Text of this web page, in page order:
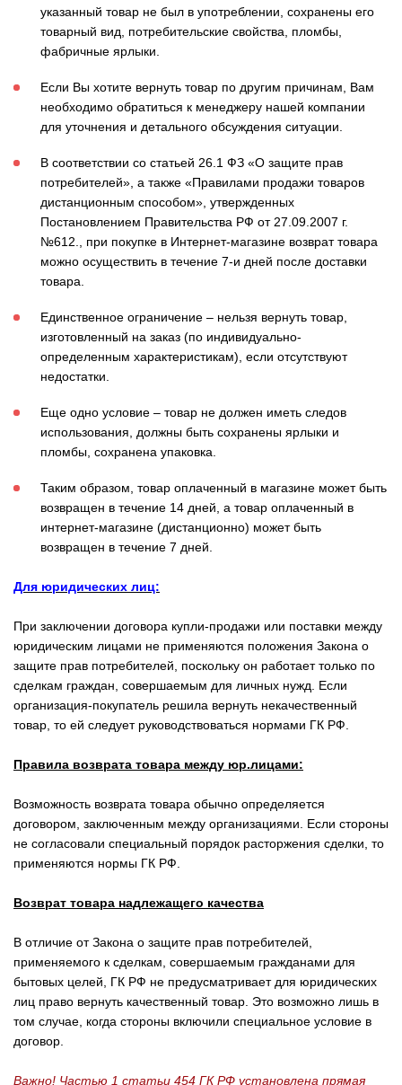
указанный товар не был в употреблении, сохранены его
товарный вид, потребительские свойства, пломбы,
фабричные ярлыки.
Если Вы хотите вернуть товар по другим причинам, Вам
необходимо обратиться к менеджеру нашей компании
для уточнения и детального обсуждения ситуации.
В соответствии со статьей 26.1 ФЗ «О защите прав
потребителей», а также «Правилами продажи товаров
дистанционным способом», утвержденных
Постановлением Правительства РФ от 27.09.2007 г.
№612., при покупке в Интернет-магазине возврат товара
можно осуществить в течение 7-и дней после доставки
товара.
Единственное ограничение – нельзя вернуть товар,
изготовленный на заказ (по индивидуально-
определенным характеристикам), если отсутствуют
недостатки.
Еще одно условие – товар не должен иметь следов
использования, должны быть сохранены ярлыки и
пломбы, сохранена упаковка.
Таким образом, товар оплаченный в магазине может быть
возвращен в течение 14 дней, а товар оплаченный в
интернет-магазине (дистанционно) может быть
возвращен в течение 7 дней.
Для юридических лиц:
При заключении договора купли-продажи или поставки между
юридическим лицами не применяются положения Закона о
защите прав потребителей, поскольку он работает только по
сделкам граждан, совершаемым для личных нужд. Если
организация-покупатель решила вернуть некачественный
товар, то ей следует руководствоваться нормами ГК РФ.
Правила возврата товара между юр.лицами:
Возможность возврата товара обычно определяется
договором, заключенным между организациями. Если стороны
не согласовали специальный порядок расторжения сделки, то
применяются нормы ГК РФ.
Возврат товара надлежащего качества
В отличие от Закона о защите прав потребителей,
применяемого к сделкам, совершаемым гражданами для
бытовых целей, ГК РФ не предусматривает для юридических
лиц право вернуть качественный товар. Это возможно лишь в
том случае, когда стороны включили специальное условие в
договор.
Важно! Частью 1 статьи 454 ГК РФ установлена прямая